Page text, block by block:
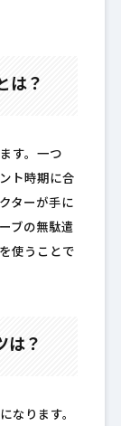
は？
す。一つ
ト時期に合
ターが手に
ブの無駄遣
使うことで
は？
なります。